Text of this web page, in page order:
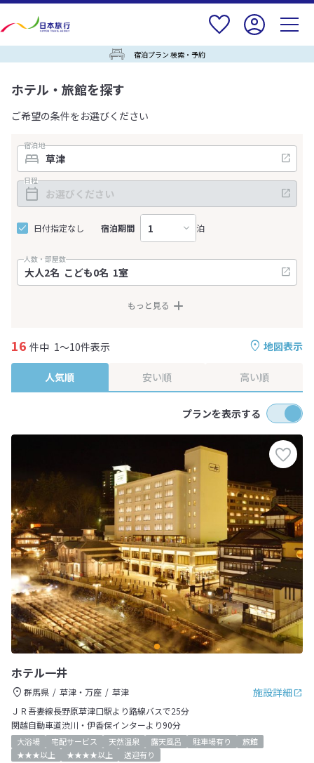
宿泊プラン 検索・予約
ホテル・旅館を探す
ご希望の条件をお選びください
宿泊地
日程
日付指定なし 宿泊期間 泊
人数・部屋数
もっと見る
地図表示
16 件中 1～10件表示
人気順 安い順 高い順
プランを表示する
ホテル一井
施設詳細
群馬県 草津・万座
草津
ＪＲ吾妻線長野原草津口駅より路線バスで25分
関越自動車道渋川・伊香保インターより90分
大浴場 宅配サービス 天然温泉 露天風呂 駐車場有り
旅館
★★★以上
★★★★以上 送迎有り